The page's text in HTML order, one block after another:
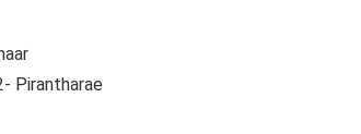
Pirantharae